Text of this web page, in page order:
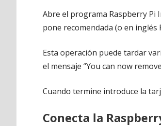
Abre el programa Raspberry Pi
pone recomendada (o en inglés
Esta operación puede tardar
el mensaje “You can now
Cuando termine introduce la
Conecta la